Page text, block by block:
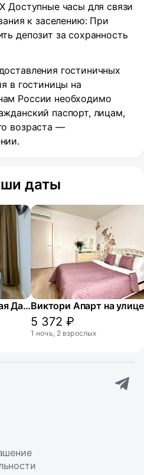
Доступные часы для связи
к заселению: При
депозит за сохранность
гостиничных
в гостиницы на
России необходимо
паспорт, лицам,
возраста —
даты
Апартаменты в ЖК Белая Дача парк
5 372 ₽
1 ночь, 2 взрослых